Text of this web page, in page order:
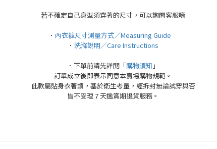
若不確定自己身型須穿著的尺寸，可以詢問客服唷
． 內衣褲尺寸測量方式／Measuring Guide
． 洗滌說明／Care Instructions
．下單前請先詳閱「購物須知 」
訂單成立後即表示同意本賣場購物規範。
此款屬貼身衣著類，基於衛生考量，經拆封無論試穿與否
皆不受理 7 天鑑賞期退貨服務。